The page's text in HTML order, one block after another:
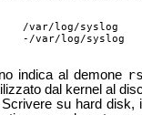
indica al demone
dal kernel al
su hard disk,